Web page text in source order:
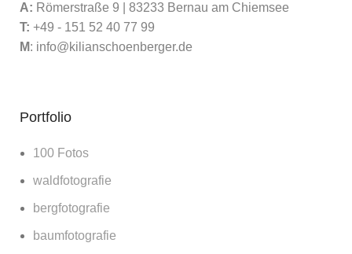
A: Römerstraße 9 | 83233 Bernau am Chiemsee
T: +49 - 151 52 40 77 99
M: info@kilianschoenberger.de
Portfolio
100 Fotos
waldfotografie
bergfotografie
baumfotografie